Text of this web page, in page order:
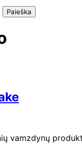
vamzdynų